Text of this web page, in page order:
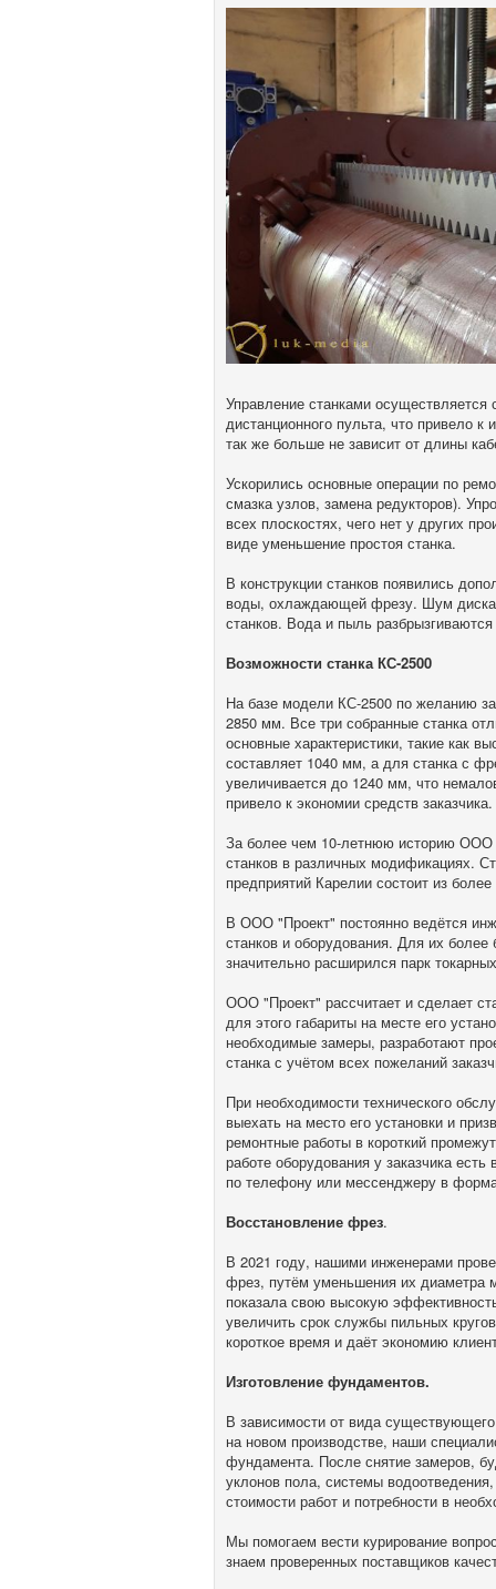
Управление станками
дистанционного пульта, что привело
так же больше не зависит от длины
Ускорились основные операции по
смазка узлов, замена редукторов).
всех плоскостях, чего нет у других
виде уменьшение простоя станка.
В конструкции станков появились
воды, охлаждающей фрезу. Шум диска
станков. Вода и пыль
Возможности станка КС-2500
На базе модели КС-2500 по желанию
2850 мм. Все три собранные станка
основные характеристики, такие как
составляет 1040 мм, а для станка с
увеличивается до 1240 мм, что
привело к экономии средств заказчика.
За более чем 10-летнюю историю ООО
станков в различных модификациях.
предприятий Карелии состоит из
В ООО "Проект" постоянно ведётся
станков и оборудования. Для их более
значительно расширился парк
ООО "Проект" рассчитает и сделает
для этого габариты на месте его
необходимые замеры, разработают
станка с учётом всех пожеланий
При необходимости технического
выехать на место его установки и
ремонтные работы в короткий
работе оборудования у заказчика
по телефону или мессенджеру в
Восстановление фрез.
В 2021 году, нашими инженерами
фрез, путём уменьшения их диаметра
показала свою высокую
увеличить срок службы пильных
короткое время и даёт экономию
Изготовление фундаментов.
В зависимости от вида
на новом производстве, наши
фундамента. После снятие замеров,
уклонов пола, системы
стоимости работ и потребности в
Мы помогаем вести курирование
знаем проверенных поставщиков